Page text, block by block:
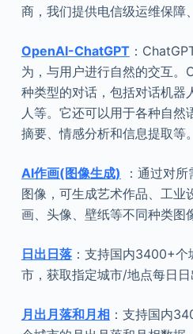
商，我们提供电信级运维保障
OpenAI-ChatGPT ：
为，与用户进行自然的交互。
种类型的对话，包括对话机器
人等。它还可以用于各种自然
摘要、情感分析和信息提取等。
AI作画(图像生成) ：通过对
图像，可生成艺术作品、工业
画、头像、壁纸等不同种类图
日出日落：支持国内3400+个
市，获取指定城市/地点每日日
月出月落和月相 ：支持国内